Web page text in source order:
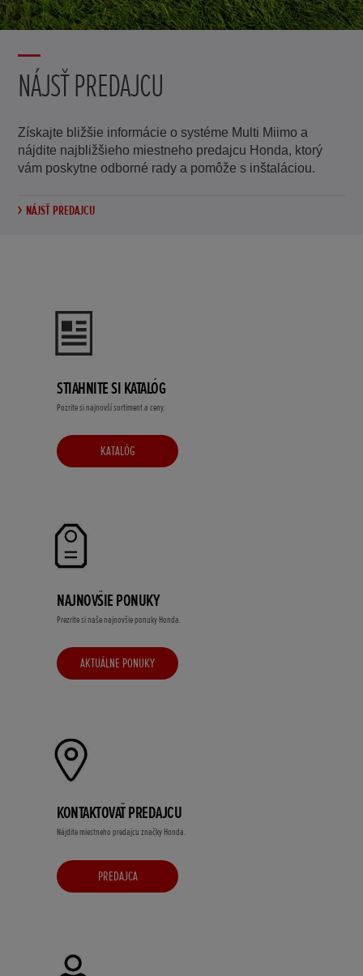
NÁJSŤ PREDAJCU
Získajte bližšie informácie o systéme Multi Miimo a
nájdite najbližšieho miestneho predajcu Honda, ktorý
vám poskytne odborné rady a pomôže s inštaláciou.
NÁJSŤ PREDAJCU
STIAHNITE SI KATALÓG
Pozrite si najnovší sortiment a ceny.
KATALÓG
NAJNOVŠIE PONUKY
Prezrite si naše najnovšie ponuky Honda.
AKTUÁLNE PONUKY
KONTAKTOVAŤ PREDAJCU
Nájdite miestneho predajcu značky Honda.
PREDAJCA